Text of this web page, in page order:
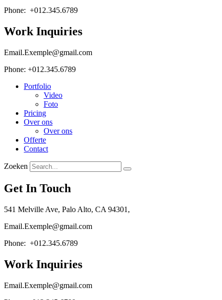
Phone: +012.345.6789
Work Inquiries
Email.Exemple@gmail.com
Phone: +012.345.6789
Portfolio
Video
Foto
Pricing
Over ons
Over ons
Offerte
Contact
Zoeken
Get In Touch
541 Melville Ave, Palo Alto, CA 94301,
Email.Exemple@gmail.com
Phone: +012.345.6789
Work Inquiries
Email.Exemple@gmail.com